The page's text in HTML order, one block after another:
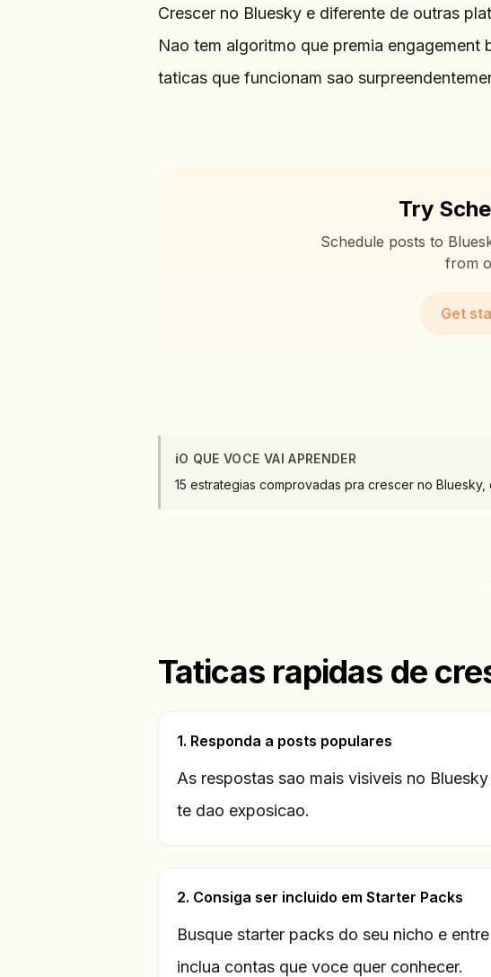
Crescer no Bluesky e diferente de outras
Nao tem algoritmo que premia engagement
taticas que funcionam sao
Try
Schedule posts to
from
Get
ℹ️O QUE VOCE VAI APRENDER
15 estrategias comprovadas pra crescer no
Taticas rapidas de
1. Responda a posts populares
As respostas sao mais visiveis no
te dao exposicao.
2. Consiga ser incluido em Starter Packs
Busque starter packs do seu nicho e
inclua contas que voce quer conhecer.